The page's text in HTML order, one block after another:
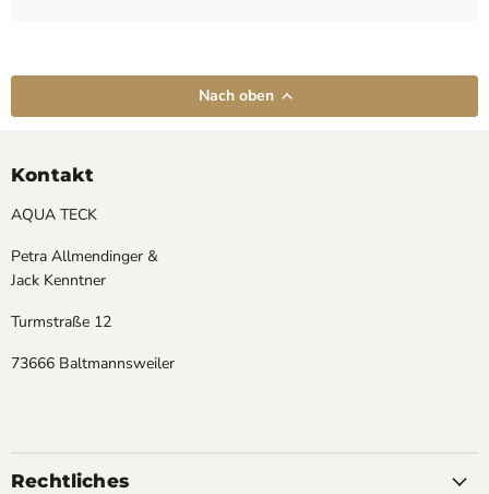
Nach oben
Kontakt
AQUA TECK
Petra Allmendinger &
Jack Kenntner
Turmstraße 12
73666 Baltmannsweiler
Rechtliches